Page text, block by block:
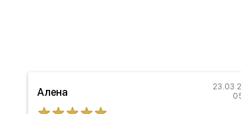
Алена